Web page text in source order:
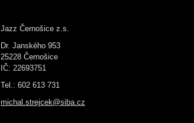
Jazz Černošice z.s.
Dr. Janského 953
25228 Černošice
IČ: 22693751
Tel.: 602 613 731
michal.strejcek@siba.cz